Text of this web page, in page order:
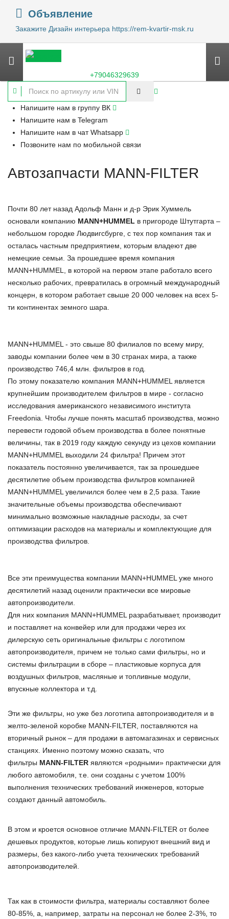
Объявление
Закажите Дизайн интерьера https://rem-kvartir-msk.ru
+79046329639
Напишите нам в группу ВК
Напишите нам в Telegram
Напишите нам в чат Whatsapp
Позвоните нам по мобильной связи
Автозапчасти MANN-FILTER
Почти 80 лет назад Адольф Манн и д-р Эрик Хуммель
основали компанию MANN+HUMMEL в пригороде Штутгарта –
небольшом городке Людвигсбурге, с тех пор компания так и
осталась частным предприятием, которым владеют две
немецкие семьи. За прошедшее время компания
MANN+HUMMEL, в которой на первом этапе работало всего
несколько рабочих, превратилась в огромный международный
концерн, в котором работает свыше 20 000 человек на всех 5-
ти континентах земного шара.
MANN+HUMMEL - это свыше 80 филиалов по всему миру,
заводы компании более чем в 30 странах мира, а также
производство 746,4 млн. фильтров в год.
По этому показателю компания MANN+HUMMEL является
крупнейшим производителем фильтров в мире - согласно
исследования американского независимого института
Freedonia. Чтобы лучше понять масштаб производства, можно
перевести годовой объем производства в более понятные
величины, так в 2019 году каждую секунду из цехов компании
MANN+HUMMEL выходили 24 фильтра! Причем этот
показатель постоянно увеличивается, так за прошедшее
десятилетие объем производства фильтров компанией
MANN+HUMMEL увеличился более чем в 2,5 раза. Такие
значительные объемы производства обеспечивают
минимально возможные накладные расходы, за счет
оптимизации расходов на материалы и комплектующие для
производства фильтров.
Все эти преимущества компании MANN+HUMMEL уже много
десятилетий назад оценили практически все мировые
автопроизводители.
Для них компания MANN+HUMMEL разрабатывает, производит
и поставляет на конвейер или для продажи через их
дилерскую сеть оригинальные фильтры с логотипом
автопроизводителя, причем не только сами фильтры, но и
системы фильтрации в сборе – пластиковые корпуса для
воздушных фильтров, масляные и топливные модули,
впускные коллектора и т.д.
Эти же фильтры, но уже без логотипа автопроизводителя и в
желто-зеленой коробке MANN-FILTER, поставляются на
вторичный рынок – для продажи в автомагазинах и сервисных
станциях. Именно поэтому можно сказать, что
фильтры MANN-FILTER являются «родными» практически для
любого автомобиля, т.е. они созданы с учетом 100%
выполнения технических требований инженеров, которые
создают данный автомобиль.
В этом и кроется основное отличие MANN-FILTER от более
дешевых продуктов, которые лишь копируют внешний вид и
размеры, без какого-либо учета технических требований
автопроизводителей.
Так как в стоимости фильтра, материалы составляют более
80-85%, а, например, затраты на персонал не более 2-3%, то